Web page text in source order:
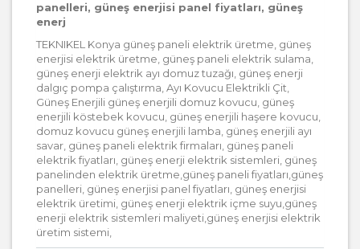
panelleri, güneş enerjisi panel fiyatları, güneş
enerj
TEKNIKEL Konya güneş paneli elektrik üretme, güneş
enerjisi elektrik üretme, güneş paneli elektrik sulama,
güneş enerji elektrik ayı domuz tuzağı, güneş enerji
dalgıç pompa çalıştırma, Ayı Kovucu Elektrikli Çit,
Güneş Enerjili güneş enerjili domuz kovucu, güneş
enerjili köstebek kovucu, güneş enerjili haşere kovucu,
domuz kovucu güneş enerjili lamba, güneş enerjili ayı
savar, güneş paneli elektrik firmaları, güneş paneli
elektrik fiyatları, güneş enerji elektrik sistemleri, güneş
panelinden elektrik üretme,güneş paneli fiyatları,güneş
panelleri, güneş enerjisi panel fiyatları, güneş enerjisi
elektrik üretimi, güneş enerji elektrik içme suyu,güneş
enerji elektrik sistemleri maliyeti,güneş enerjisi elektrik
üretim sistemi,